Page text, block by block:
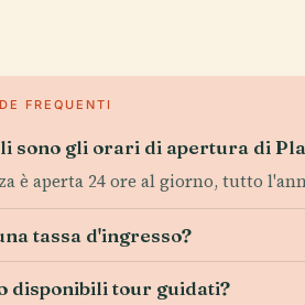
FREQUENTI
sono gli orari di apertura di
è aperta 24 ore al giorno, tutto
tassa d'ingresso?
disponibili tour guidati?